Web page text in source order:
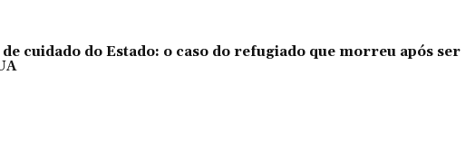
cuidado do Estado: o caso do refugiado que morreu após ser